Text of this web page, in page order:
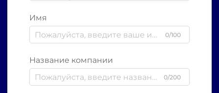
Имя
0/100
Название компании
0/200